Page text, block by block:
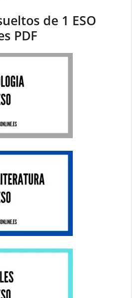
de 1 ESO
PDF